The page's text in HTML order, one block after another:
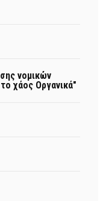
νομικών
χάος Οργανικά"